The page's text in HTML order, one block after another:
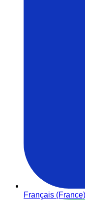
Français (France)